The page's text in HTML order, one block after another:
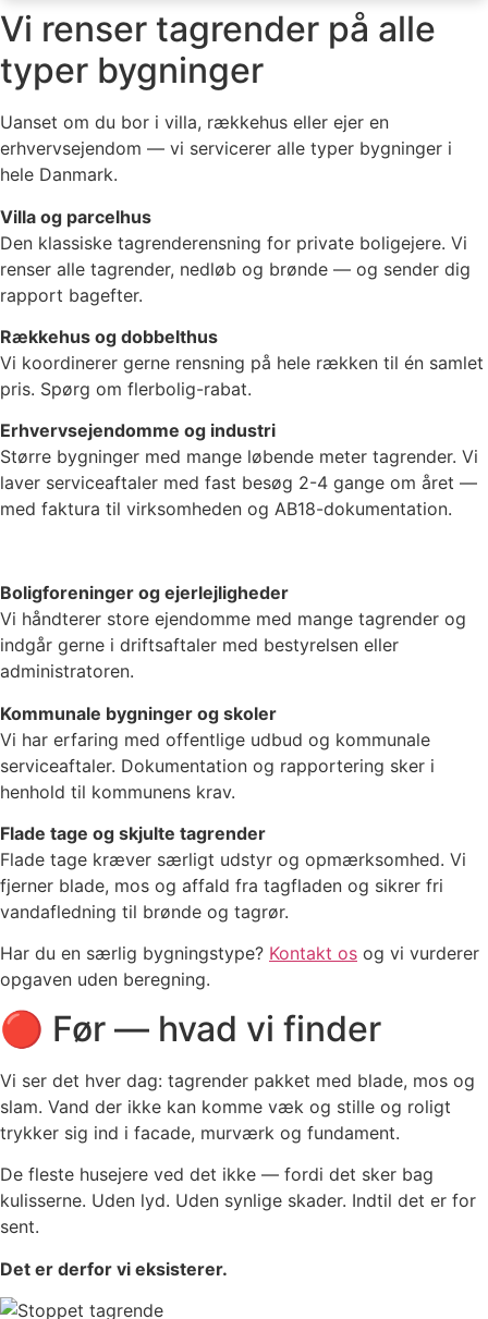
Vi renser tagrender på alle
typer bygninger
Uanset om du bor i villa, rækkehus eller ejer en
erhvervsejendom — vi servicerer alle typer bygninger i
hele Danmark.
Villa og parcelhus
Den klassiske tagrenderensning for private boligejere. Vi
renser alle tagrender, nedløb og brønde — og sender dig
rapport bagefter.
Rækkehus og dobbelthus
Vi koordinerer gerne rensning på hele rækken til én samlet
pris. Spørg om flerbolig-rabat.
Erhvervsejendomme og industri
Større bygninger med mange løbende meter tagrender. Vi
laver serviceaftaler med fast besøg 2-4 gange om året —
med faktura til virksomheden og AB18-dokumentation.
Boligforeninger og ejerlejligheder
Vi håndterer store ejendomme med mange tagrender og
indgår gerne i driftsaftaler med bestyrelsen eller
administratoren.
Kommunale bygninger og skoler
Vi har erfaring med offentlige udbud og kommunale
serviceaftaler. Dokumentation og rapportering sker i
henhold til kommunens krav.
Flade tage og skjulte tagrender
Flade tage kræver særligt udstyr og opmærksomhed. Vi
fjerner blade, mos og affald fra tagfladen og sikrer fri
vandafledning til brønde og tagrør.
Har du en særlig bygningstype? Kontakt os og vi vurderer
opgaven uden beregning.
🔴 Før — hvad vi finder
Vi ser det hver dag: tagrender pakket med blade, mos og
slam. Vand der ikke kan komme væk og stille og roligt
trykker sig ind i facade, murværk og fundament.
De fleste husejere ved det ikke — fordi det sker bag
kulisserne. Uden lyd. Uden synlige skader. Indtil det er for
sent.
Det er derfor vi eksisterer.